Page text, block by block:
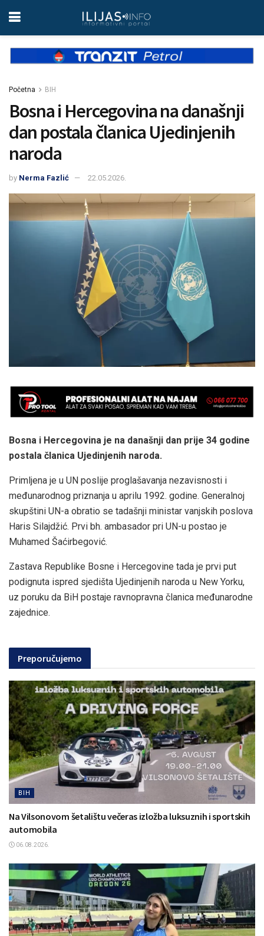
Početna BIH
Bosna i Hercegovina na današnji
dan postala članica Ujedinjenih
naroda
by Nerma Fazlić 22.05.2026.
Bosna i Hercegovina je na današnji dan prije 34 godine
postala članica Ujedinjenih naroda.
Primljena je u UN poslije proglašavanja nezavisnosti i
međunarodnog priznanja u aprilu 1992. godine. Generalnoj
skupštini UN-a obratio se tadašnji ministar vanjskih poslova
Haris Silajdžić. Prvi bh. ambasador pri UN-u postao je
Muhamed Šaćirbegović.
Zastava Republike Bosne i Hercegovine tada je prvi put
podignuta ispred sjedišta Ujedinjenih naroda u New Yorku,
uz poruku da BiH postaje ravnopravna članica međunarodne
zajednice.
Preporučujemo
BIH
Na Vilsonovom šetalištu večeras izložba luksuznih i sportskih
automobila
06.08.2026.